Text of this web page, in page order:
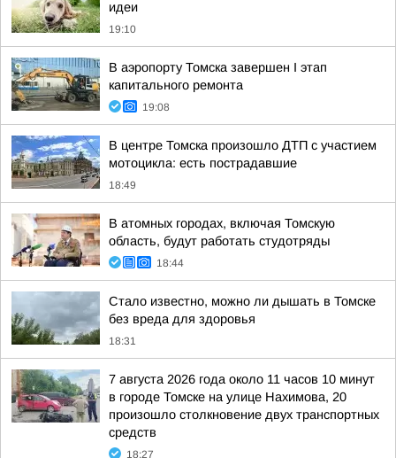
идеи
19:10
В аэропорту Томска завершен I этап
капитального ремонта
19:08
В центре Томска произошло ДТП с участием
мотоцикла: есть пострадавшие
18:49
В атомных городах, включая Томскую
область, будут работать студотряды
18:44
Стало известно, можно ли дышать в Томске
без вреда для здоровья
18:31
7 августа 2026 года около 11 часов 10 минут
в городе Томске на улице Нахимова, 20
произошло столкновение двух транспортных
средств
18:27